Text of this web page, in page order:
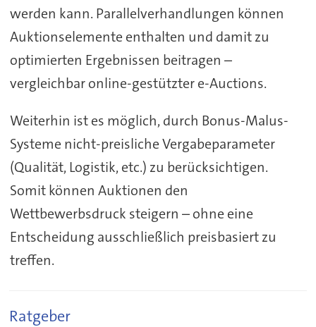
werden kann. Parallelverhandlungen können
Auktionselemente enthalten und damit zu
optimierten Ergebnissen beitragen –
vergleichbar online-gestützter e-Auctions.
Weiterhin ist es möglich, durch Bonus-Malus-
Systeme nicht-preisliche Vergabeparameter
(Qualität, Logistik, etc.) zu berücksichtigen.
Somit können Auktionen den
Wettbewerbsdruck steigern – ohne eine
Entscheidung ausschließlich preisbasiert zu
treffen.
Ratgeber